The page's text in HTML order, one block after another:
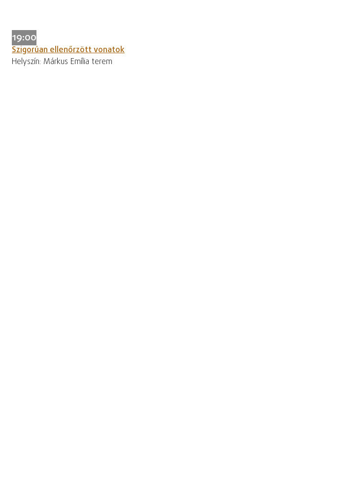
19:00
Szigorúan ellenőrzött vonatok
Helyszín: Márkus Emília terem